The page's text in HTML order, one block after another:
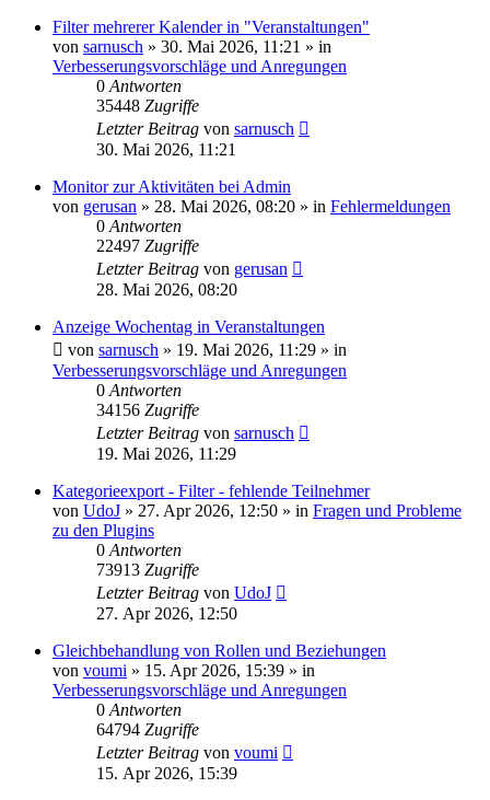
Filter mehrerer Kalender in "Veranstaltungen"
von sarnusch » 30. Mai 2026, 11:21 » in
Verbesserungsvorschläge und Anregungen
0 Antworten
35448 Zugriffe
Letzter Beitrag von sarnusch
30. Mai 2026, 11:21
Monitor zur Aktivitäten bei Admin
von gerusan » 28. Mai 2026, 08:20 » in Fehlermeldungen
0 Antworten
22497 Zugriffe
Letzter Beitrag von gerusan
28. Mai 2026, 08:20
Anzeige Wochentag in Veranstaltungen
von sarnusch » 19. Mai 2026, 11:29 » in
Verbesserungsvorschläge und Anregungen
0 Antworten
34156 Zugriffe
Letzter Beitrag von sarnusch
19. Mai 2026, 11:29
Kategorieexport - Filter - fehlende Teilnehmer
von UdoJ » 27. Apr 2026, 12:50 » in Fragen und Probleme
zu den Plugins
0 Antworten
73913 Zugriffe
Letzter Beitrag von UdoJ
27. Apr 2026, 12:50
Gleichbehandlung von Rollen und Beziehungen
von voumi » 15. Apr 2026, 15:39 » in
Verbesserungsvorschläge und Anregungen
0 Antworten
64794 Zugriffe
Letzter Beitrag von voumi
15. Apr 2026, 15:39